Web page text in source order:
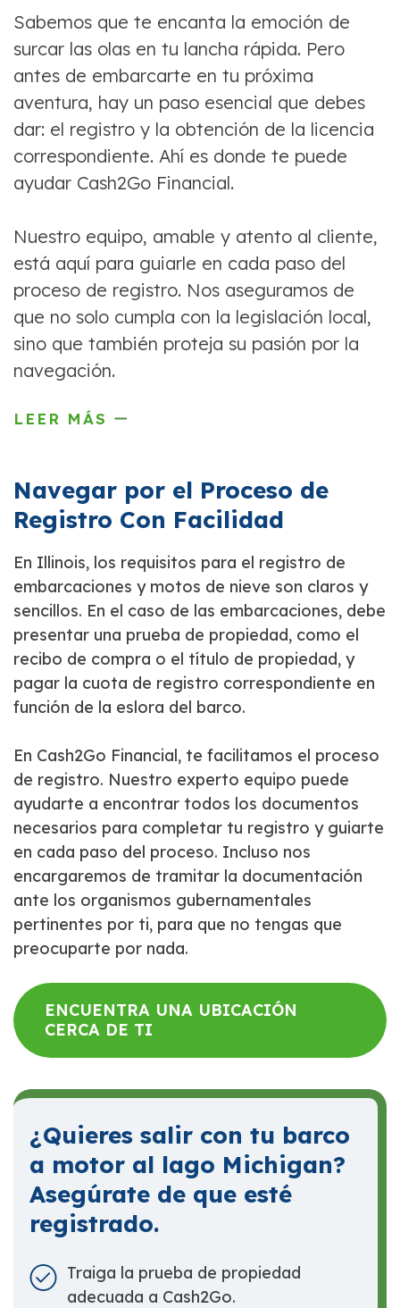
Sabemos que te encanta la emoción de
surcar las olas en tu lancha rápida. Pero
antes de embarcarte en tu próxima
aventura, hay un paso esencial que debes
dar: el registro y la obtención de la licencia
correspondiente. Ahí es donde te puede
ayudar Cash2Go Financial.
Nuestro equipo, amable y atento al cliente,
está aquí para guiarle en cada paso del
proceso de registro. Nos aseguramos de
que no solo cumpla con la legislación local,
sino que también proteja su pasión por la
navegación.
LEER MÁS
Navegar por el Proceso de
Registro Con Facilidad
En Illinois, los requisitos para el registro de
embarcaciones y motos de nieve son claros y
sencillos. En el caso de las embarcaciones, debe
presentar una prueba de propiedad, como el
recibo de compra o el título de propiedad, y
pagar la cuota de registro correspondiente en
función de la eslora del barco.
En Cash2Go Financial, te facilitamos el proceso
de registro. Nuestro experto equipo puede
ayudarte a encontrar todos los documentos
necesarios para completar tu registro y guiarte
en cada paso del proceso. Incluso nos
encargaremos de tramitar la documentación
ante los organismos gubernamentales
pertinentes por ti, para que no tengas que
preocuparte por nada.
ENCUENTRA UNA UBICACIÓN
CERCA DE TI
¿Quieres salir con tu barco
a motor al lago Michigan?
Asegúrate de que esté
registrado.
Traiga la prueba de propiedad
adecuada a Cash2Go.